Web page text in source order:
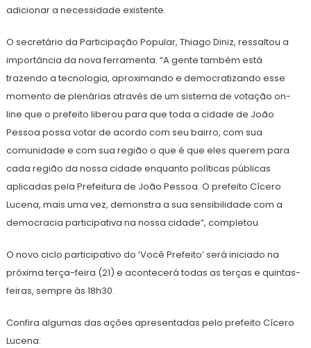
adicionar a necessidade existente.
O secretário da Participação Popular, Thiago Diniz, ressaltou a
importância da nova ferramenta. “A gente também está
trazendo a tecnologia, aproximando e democratizando esse
momento de plenárias através de um sistema de votação on-
line que o prefeito liberou para que toda a cidade de João
Pessoa possa votar de acordo com seu bairro, com sua
comunidade e com sua região o que é que eles querem para
cada região da nossa cidade enquanto políticas públicas
aplicadas pela Prefeitura de João Pessoa. O prefeito Cícero
Lucena, mais uma vez, demonstra a sua sensibilidade com a
democracia participativa na nossa cidade”, completou.
O novo ciclo participativo do ‘Você Prefeito’ será iniciado na
próxima terça-feira (21) e acontecerá todas as terças e quintas-
feiras, sempre às 18h30.
Confira algumas das ações apresentadas pelo prefeito Cícero
Lucena: